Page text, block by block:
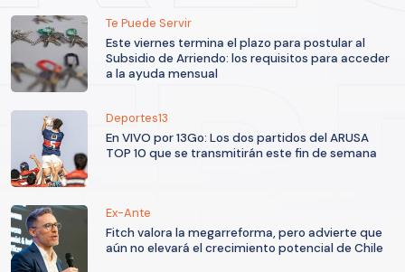
Te Puede Servir
Este viernes termina el plazo para postular al
Subsidio de Arriendo: los requisitos para acceder
a la ayuda mensual
Deportes13
En VIVO por 13Go: Los dos partidos del ARUSA
TOP 10 que se transmitirán este fin de semana
Ex-Ante
Fitch valora la megarreforma, pero advierte que
aún no elevará el crecimiento potencial de Chile